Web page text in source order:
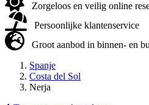
Zorgeloos en veilig online
Persoonlijke klantenservice
Groot aanbod in binnen- en
Spanje
Costa del Sol
Nerja